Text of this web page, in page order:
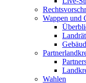
Wappen und
Wahlen